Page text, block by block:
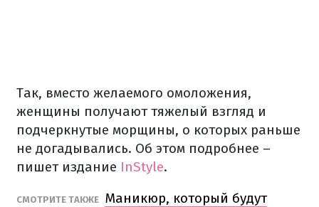
Так, вместо желаемого омоложения,
женщины получают тяжелый взгляд и
подчеркнутые морщины, о которых раньше
не догадывались. Об этом подробнее –
пишет издание InStyle.
СМОТРИТЕ ТАКЖЕ Маникюр, который будут